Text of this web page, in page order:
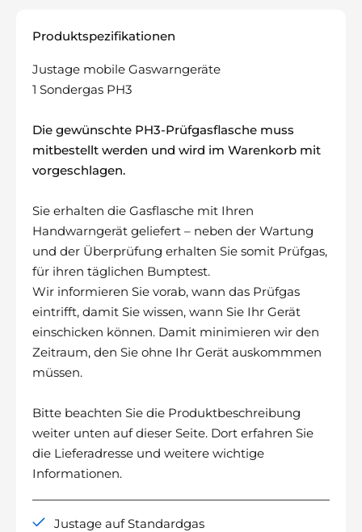
Produktspezifikationen
Justage mobile Gaswarngeräte
1 Sondergas PH3
Die gewünschte PH3-Prüfgasflasche muss
mitbestellt werden und wird im Warenkorb mit
vorgeschlagen.
Sie erhalten die Gasflasche mit Ihren
Handwarngerät geliefert – neben der Wartung
und der Überprüfung erhalten Sie somit Prüfgas,
für ihren täglichen Bumptest.
Wir informieren Sie vorab, wann das Prüfgas
eintrifft, damit Sie wissen, wann Sie Ihr Gerät
einschicken können. Damit minimieren wir den
Zeitraum, den Sie ohne Ihr Gerät auskommmen
müssen.
Bitte beachten Sie die Produktbeschreibung
weiter unten auf dieser Seite. Dort erfahren Sie
die Lieferadresse und weitere wichtige
Informationen.
Justage auf Standardgas